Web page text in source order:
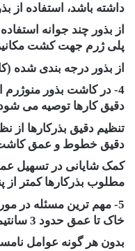
داشته باشد، استفاده از
از بذور چند جوانه
پلی ژرم جهت کشت
از بذور درجه بندی شده
4- در کاشت بذور منوژرم
دقیق کارها توصیه می
تنظیم دقیق بذرکارها از
دقیق خطوط و عمق
کمک شایانی در تسهیل
مطلوب بذرکارها کمتر
5- مهم ترین مسئله در
خاک تا عمق حدود 3 سانتیمتر کاملا نرم،
بدون هر گونه عوامل